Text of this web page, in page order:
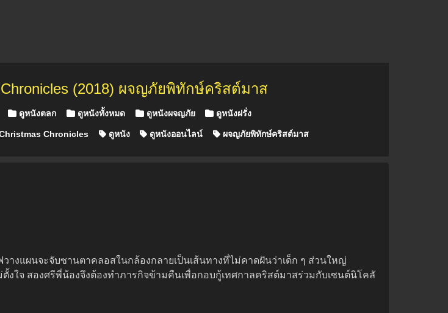
Chronicles (2018) ผจญภัยพิทักษ์คริสต์มาส
ดูหนังตลก ดูหนังทั้งหมด ดูหนังผจญภัย ดูหนังฝรั่ง
Chronicles ดูหนัง ดูหนังออนไลน์ ผจญภัยพิทักษ์คริสต์มาส
างแผนจะจับซานตาคลอสในกล้องกลายเป็นเส้นทางที่ไม่คาดฝันว่าเด็ก ๆ ส่วนใหญ่
งใจ สองศรีพี่น้องจึงต้องทำภารกิจข้ามคืนเพื่อกอบกู้เทศกาลคริสต์มาสร่วมกับเซนต์นิโคลั